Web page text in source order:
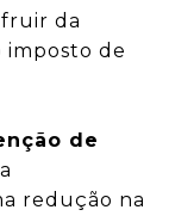
da
imposto de
de
redução na